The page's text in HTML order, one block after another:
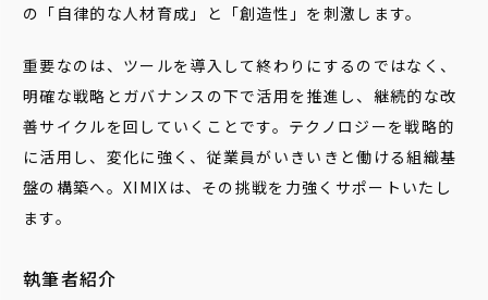
の「自律的な人材育成」と「創造性」を刺激します。
重要なのは、ツールを導入して終わりにするのではなく、
明確な戦略とガバナンスの下で活用を推進し、継続的な改
善サイクルを回していくことです。テクノロジーを戦略的
に活用し、変化に強く、従業員がいきいきと働ける組織基
盤の構築へ。XIMIXは、その挑戦を力強くサポートいたし
ます。
執筆者紹介